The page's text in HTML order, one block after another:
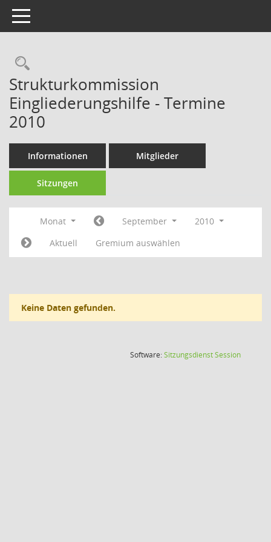
Toggle navigation
Strukturkommission
Eingliederungshilfe - Termine
2010
Informationen Mitglieder
Sitzungen
Monat September
2010
Aktuell
Gremium auswählen
Keine Daten gefunden.
Software:SitzungsdienstSession(Wird in